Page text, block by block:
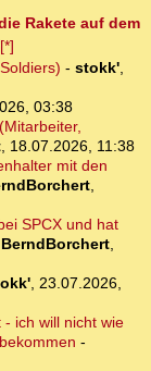
Rakete auf dem
- stokk',
03:38
, 18.07.2026, 11:38
mit den
,
SPCX und hat
BerndBorchert,
, 23.07.2026,
ich will nicht wie
-